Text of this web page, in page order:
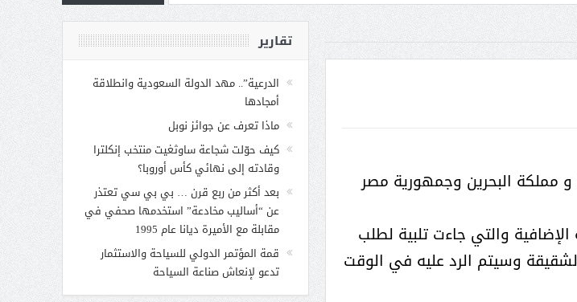
و مملكة البحرين وجمهورية مصر
والتي جاءت تلبية لطلب
وسيتم الرد عليه في الوقت
تقارير
الدرعية”.. مهد الدولة السعودية وانطلاقة
أمجادها
ماذا تعرف عن جوائز نوبل
كيف حوّلت شجاعة ساوثغيت منتخب إنكلترا
وقادته إلى نهائي كأس أوروبا؟
بعد أكثر من ربع قرن … بي بي سي تعتذر
عن “أساليب مخادعة” استخدمها صحفي في
مقابلة مع الأميرة ديانا عام 1995
قمة المؤتمر الدولي للسياحة والاستثمار
تدعو لإنعاش صناعة السياحة